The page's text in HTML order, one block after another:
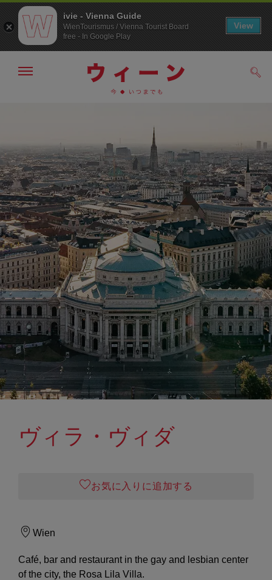
へ
ジ
の
ト
ッ
プ
へ
メ
非
表
示
ヴィラ・ヴィダ
お気に入りに追加する
Wien
Café, bar and restaurant in the gay and lesbian center
of the city, the Rosa Lila Villa.
ivie - Vienna Guide
WienTourismus / Vienna Tourist Board
free - In Google Play
View